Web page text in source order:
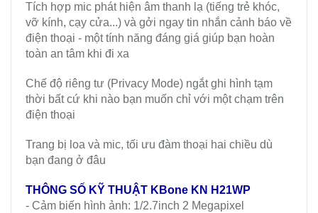
Tích hợp mic phát hiện âm thanh lạ (tiếng trẻ khóc,
vỡ kính, cạy cửa...) và gởi ngay tin nhắn cảnh báo về
điện thoại - một tính năng đáng giá giúp bạn hoàn
toàn an tâm khi đi xa
Chế độ riêng tư (Privacy Mode) ngắt ghi hình tạm
thời bất cứ khi nào bạn muốn chỉ với một chạm trên
điện thoại
Trang bị loa và mic, tối ưu đàm thoại hai chiều dù
bạn đang ở đâu
THÔNG SỐ KỸ THUẬT KBone KN H21WP
- Cảm biến hình ảnh: 1/2.7inch 2 Megapixel